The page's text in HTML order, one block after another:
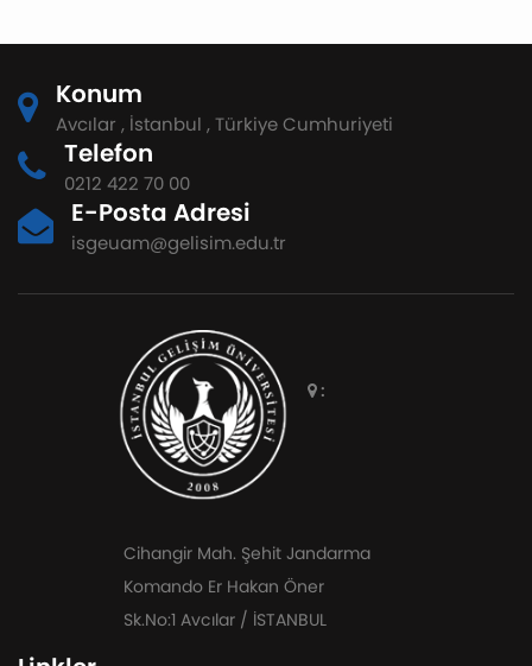
Konum
Avcılar , İstanbul , Türkiye Cumhuriyeti
Telefon
0212 422 70 00
E-Posta Adresi
isgeuam@gelisim.edu.tr
:
Cihangir Mah. Şehit Jandarma
Komando Er Hakan Öner
Sk.No:1 Avcılar / İSTANBUL